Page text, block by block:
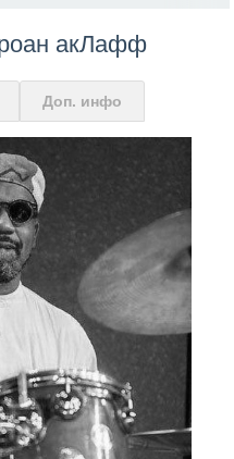
акЛафф
Доп. инфо